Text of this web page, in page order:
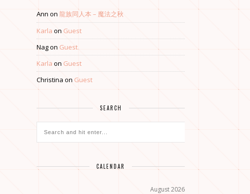
Ann on 龍族同人本 – 魔法之秋
Karla on Guest
Nagon Guest
Karla on Guest
Christina on Guest
SEARCH
CALENDAR
August 2026